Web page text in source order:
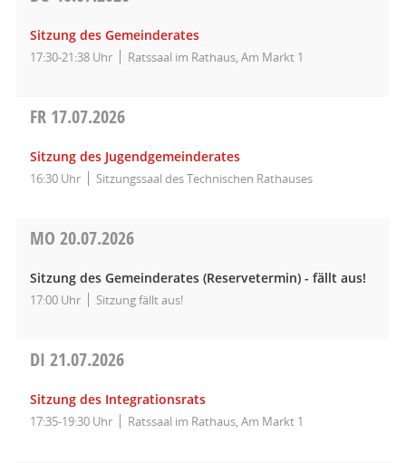
Sitzung des Gemeinderates
17:30-21:38 Uhr Ratssaal im Rathaus, Am Markt 1
FR 17.07.2026
Sitzung des Jugendgemeinderates
16:30 Uhr Sitzungssaal des Technischen Rathauses
MO 20.07.2026
Sitzung des Gemeinderates (Reservetermin) - fällt aus!
17:00 Uhr Sitzung fällt aus!
DI 21.07.2026
Sitzung des Integrationsrats
17:35-19:30 Uhr Ratssaal im Rathaus, Am Markt 1